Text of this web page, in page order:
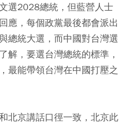
選2028總統，但藍營人士
應，每個政黨最後都會派出
總統大選，而中國對台灣選
解，要選台灣總統的標準，
最能帶領台灣在中國打壓之
北京講話口徑一致，北京此